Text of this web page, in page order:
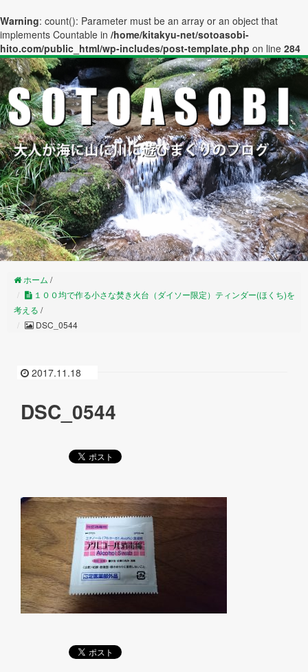
Warning: count(): Parameter must be an array or an object that
implements Countable in /home/kitakyu-net/sotoasobi-
hito.com/public_html/wp-includes/post-template.php on line 284
ホーム /
１００均で作る小さな焚き火台（ダイソー限定）ティンダー(ほくち)を
考える /
DSC_0544
2017.11.18
DSC_0544